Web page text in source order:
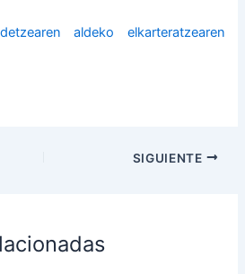
aldeko elkarteratzearen
SIGUIENTE